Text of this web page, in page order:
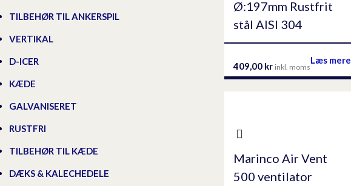
TILBEHØR TIL ANKERSPIL
VERTIKAL
D-ICER
KÆDE
GALVANISERET
RUSTFRI
TILBEHØR TIL KÆDE
DÆKS & KALECHEDELE
Ø:197mm Rustfrit
stål AISI 304
409,00 kr inkl. moms
Læs mere
Marinco Air Vent
500 ventilator